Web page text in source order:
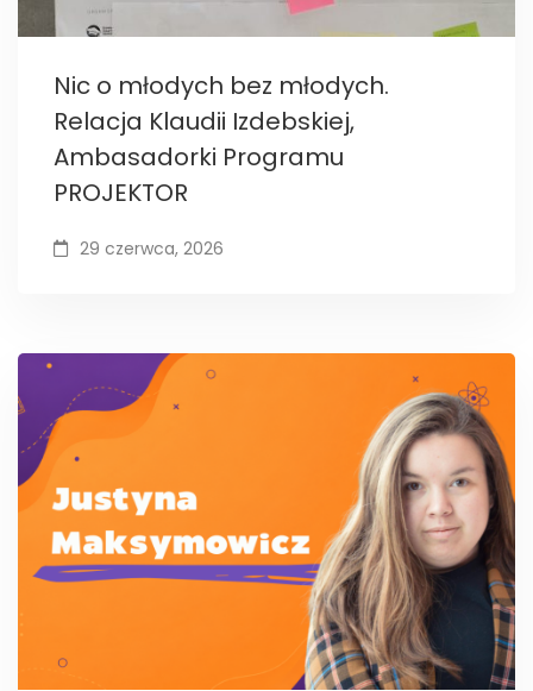
Nic o młodych bez młodych.
Relacja Klaudii Izdebskiej,
Ambasadorki Programu
PROJEKTOR
29 czerwca, 2026